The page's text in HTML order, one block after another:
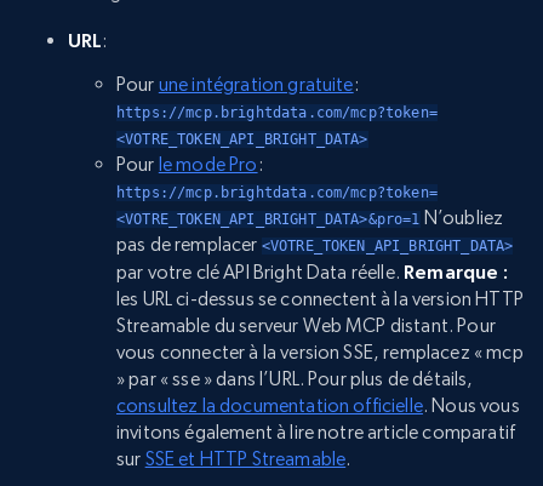
URL:
Pour une intégration gratuite:
https://mcp.brightdata.com/mcp?token=
<VOTRE_TOKEN_API_BRIGHT_DATA>
Pour le mode Pro :
https://mcp.brightdata.com/mcp?token=
<VOTRE_TOKEN_API_BRIGHT_DATA>&pro=1 N’oubliez
pas de remplacer <VOTRE_TOKEN_API_BRIGHT_DATA>
par votre clé API Bright Data réelle. Remarque :
les URL ci-dessus se connectent à la version HTTP
Streamable du serveur Web MCP distant. Pour
vous connecter à la version SSE, remplacez « mcp
» par « sse » dans l’URL. Pour plus de détails,
consultez la documentation officielle. Nous vous
invitons également à lire notre article comparatif
sur SSE et HTTP Streamable.